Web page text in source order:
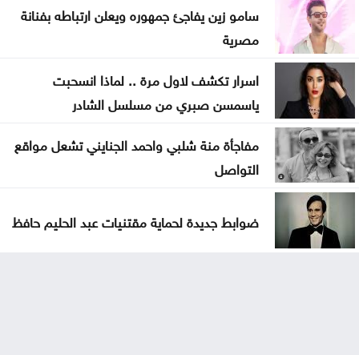
سامو زين يفاجئ جمهوره ويعلن ارتباطه بفنانة
مصرية
اسرار تكشف لاول مرة .. لماذا انسحبت
ياسمسن صبري من مسلسل الشادر
مفاجأة منة شلبي واحمد الجنايني تشعل مواقع
التواصل
ضوابط جديدة لحماية مقتنيات عبد الحليم حافظ